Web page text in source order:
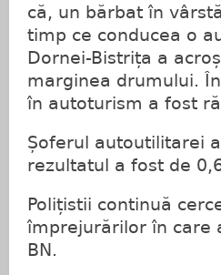
că, un bărbat în
timp ce conducea o
Dornei-Bistrița a
marginea drumului.
în autoturism a fost
Șoferul autoutilitarei
rezultatul a fost de
Polițistii continuă
împrejurărilor în care
BN.